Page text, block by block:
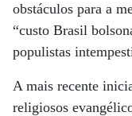
obstáculos para a
“custo Brasil
populistas
A mais recente
religiosos